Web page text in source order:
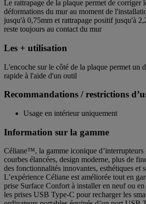
Le rattrapage de la plaque permet de corriger
déformations du mur au moment de
jusqu'à 0,75mm et rattrapage positif jusqu'à
reste toujours au contact du mur
Les + utilisation
L'encoche sur le côté de la plaque permet un
rapide à l'aide d'un outil
Recommandations / restrictions
Usage en intérieur uniquement
Information sur la gamme
Céliane™, la gamme iconique d’interrupteurs
courbes élancées, design moderne, plus de
des fonctionnalités innovantes, esthétiques et
L’expérience Céliane est améliorée tout en
prise Surface Confort à installer en neuf ou
les prises USB Type-C pour recharger les